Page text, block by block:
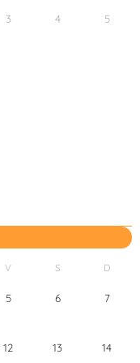
3 4 5
V S D
5 6 7
12 13 14